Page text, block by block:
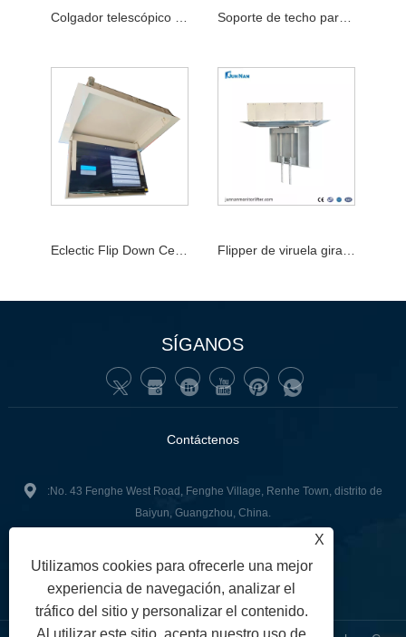
Colgador telescópico con mando a distancia, soporte para mando a distancia, elevador de TV motorizado para techo Soporte de techo para TV eléctrico, elevación abatible hacia abajo, 32-50 pulgadas
Eclectic Flip Down Celling TV Lift 32-70 pulgadas TV Flipper de techo eléctrico
SÍGANOS
Contáctenos
:No. 43 Fenghe West Road, Fenghe Village, Renhe Town, distrito de
Baiyun, Guangzhou, China.
junnan02@gzgoge.com
X
Utilizamos cookies para ofrecerle una mejor
experiencia de navegación, analizar el
tráfico del sitio y personalizar el contenido.
Al utilizar este sitio, acepta nuestro uso de